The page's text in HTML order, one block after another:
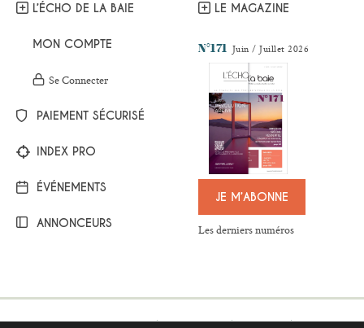
L’ÉCHO DE LA BAIE
MON COMPTE
Se Connecter
PAIEMENT SÉCURISÉ
INDEX PRO
ÉVÉNEMENTS
ANNONCEURS
LE MAGAZINE
N°171 Juin / Juillet 2026
JE M’ABONNE
Les derniers numéros
Mentions légales Plan du site Contact